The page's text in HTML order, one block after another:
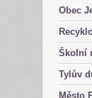
Obec
Školní
Tylův
Město